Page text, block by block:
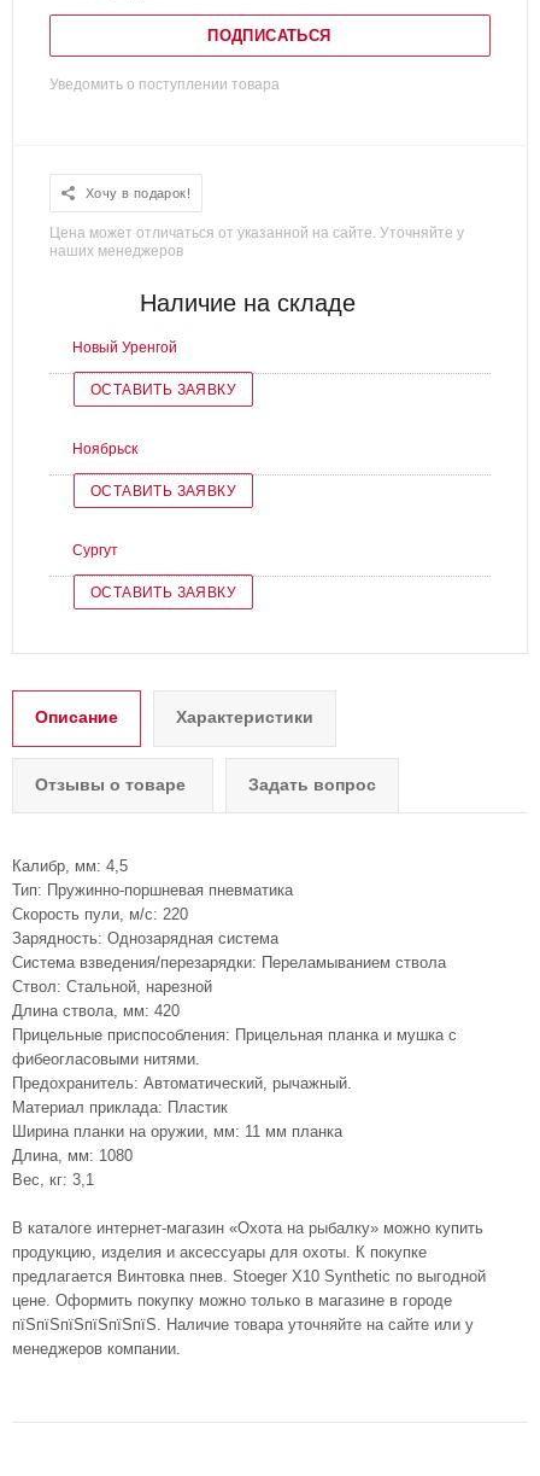
ПОДПИСАТЬСЯ
Уведомить о поступлении товара
Хочу в подарок!
Цена может отличаться от указанной на сайте. Уточняйте у
наших менеджеров
Наличие на складе
Новый Уренгой
ОСТАВИТЬ ЗАЯВКУ
Ноябрьск
ОСТАВИТЬ ЗАЯВКУ
Сургут
ОСТАВИТЬ ЗАЯВКУ
Описание Характеристики
Отзывы о товаре Задать вопрос
Калибр, мм: 4,5
Тип: Пружинно-поршневая пневматика
Скорость пули, м/с: 220
Зарядность: Однозарядная система
Система взведения/перезарядки: Переламыванием ствола
Ствол: Стальной, нарезной
Длина ствола, мм: 420
Прицельные приспособления: Прицельная планка и мушка с
фибеогласовыми нитями.
Предохранитель: Автоматический, рычажный.
Материал приклада: Пластик
Ширина планки на оружии, мм: 11 мм планка
Длина, мм: 1080
Вес, кг: 3,1
В каталоге интернет-магазин «Охота на рыбалку» можно купить
продукцию, изделия и аксессуары для охоты. К покупке
предлагается Винтовка пнев. Stoeger X10 Synthetic по выгодной
цене. Оформить покупку можно только в магазине в городе
пїЅпїЅпїЅпїЅпїЅпїЅ. Наличие товара уточняйте на сайте или у
менеджеров компании.